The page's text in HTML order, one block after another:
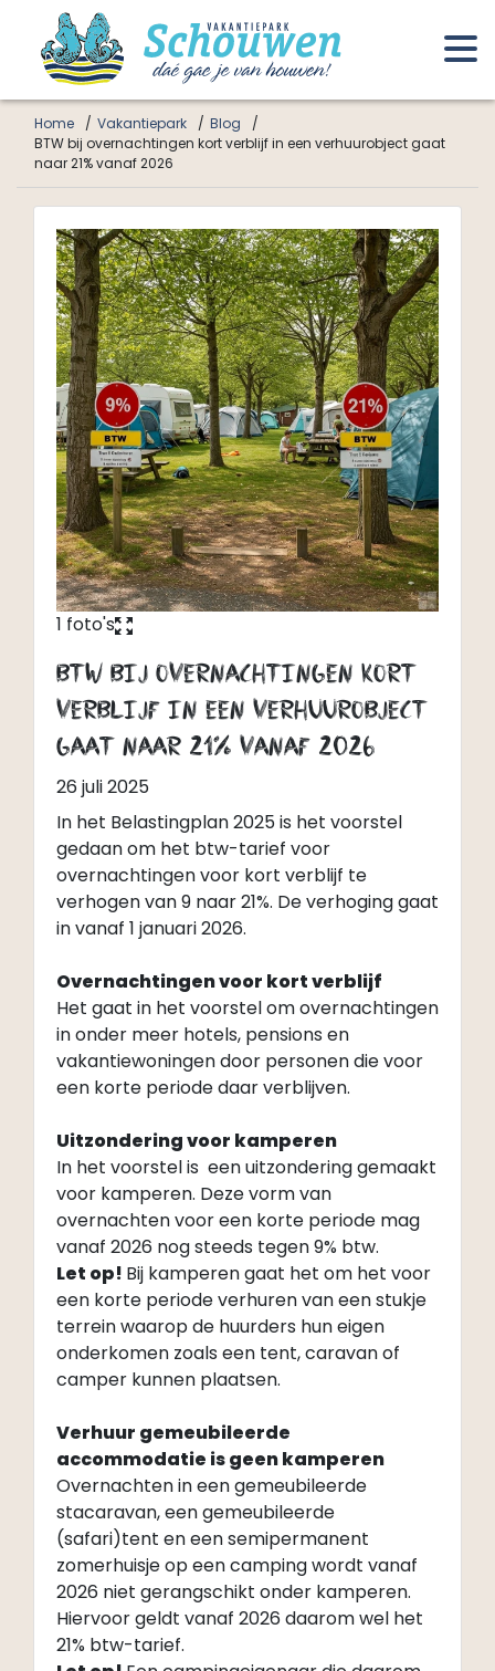
Home Vakantiepark
Blog
BTW bij overnachtingen kort verblijf in een verhuurobject gaat
naar 21% vanaf 2026
1 foto'sy
BTW bij overnachtingen kort
verblijf in een verhuurobject
gaat naar 21% vanaf 2026
26 juli 2025
In het Belastingplan 2025 is het voorstel
gedaan om het btw-tarief voor
overnachtingen voor kort verblijf te
verhogen van 9 naar 21%. De verhoging gaat
in vanaf 1 januari 2026.
Overnachtingen voor kort verblijf
Het gaat in het voorstel om overnachtingen
in onder meer hotels, pensions en
vakantiewoningen door personen die voor
een korte periode daar verblijven.
Uitzondering voor kamperen
In het voorstel is een uitzondering gemaakt
voor kamperen. Deze vorm van
overnachten voor een korte periode mag
vanaf 2026 nog steeds tegen 9% btw.
Let op! Bij kamperen gaat het om het voor
een korte periode verhuren van een stukje
terrein waarop de huurders hun eigen
onderkomen zoals een tent, caravan of
camper kunnen plaatsen.
Verhuur gemeubileerde
accommodatie is geen kamperen
Overnachten in een gemeubileerde
stacaravan, een gemeubileerde
(safari)tent en een semipermanent
zomerhuisje op een camping wordt vanaf
2026 niet gerangschikt onder kamperen.
Hiervoor geldt vanaf 2026 daarom wel het
21% btw-tarief.